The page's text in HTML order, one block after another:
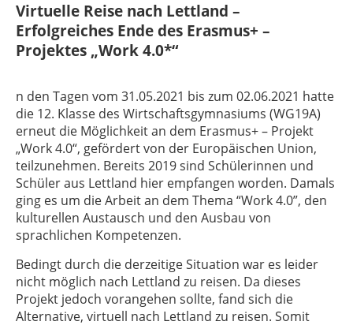
Virtuelle Reise nach Lettland –
Erfolgreiches Ende des Erasmus+ –
Projektes „Work 4.0*“
n den Tagen vom 31.05.2021 bis zum 02.06.2021 hatte
die 12. Klasse des Wirtschaftsgymnasiums (WG19A)
erneut die Möglichkeit an dem Erasmus+ – Projekt
„Work 4.0“, gefördert von der Europäischen Union,
teilzunehmen. Bereits 2019 sind Schülerinnen und
Schüler aus Lettland hier empfangen worden. Damals
ging es um die Arbeit an dem Thema “Work 4.0”, den
kulturellen Austausch und den Ausbau von
sprachlichen Kompetenzen.
Bedingt durch die derzeitige Situation war es leider
nicht möglich nach Lettland zu reisen. Da dieses
Projekt jedoch vorangehen sollte, fand sich die
Alternative, virtuell nach Lettland zu reisen. Somit